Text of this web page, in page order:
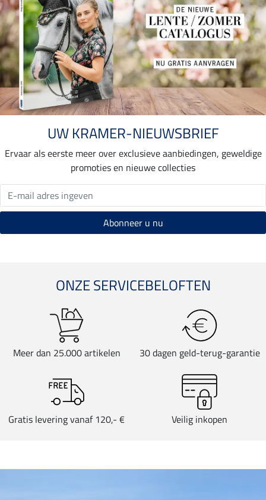
UW KRAMER-NIEUWSBRIEF
Ervaar als eerste meer over exclusieve aanbiedingen, geweldige
promoties en nieuwe collecties
ONZE SERVICEBELOFTEN
Meer dan 25.000 artikelen 30 dagen geld-terug-garantie
Gratis levering vanaf 120,- € Veilig inkopen